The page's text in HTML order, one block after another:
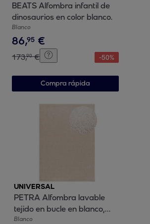
BEATS Alfombra infantil de
dinosaurios en color blanco.
Blanco
86,95 €
173,90 € -50%
Compra rápida
UNIVERSAL
PETRA Alfombra lavable
tejido en bucle en blanco,
varias medidas disponibles.
Blanco